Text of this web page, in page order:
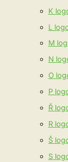
K
L
M
N
O
P
Ř
R
Š
S